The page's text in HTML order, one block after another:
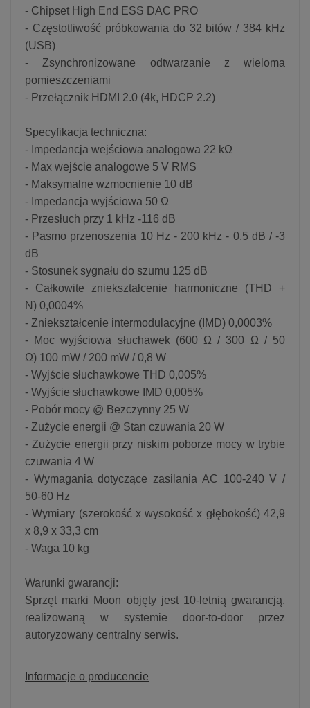
- Chipset High End ESS DAC PRO
- Częstotliwość próbkowania do 32 bitów / 384 kHz
(USB)
- Zsynchronizowane odtwarzanie z wieloma
pomieszczeniami
- Przełącznik HDMI 2.0 (4k, HDCP 2.2)
Specyfikacja techniczna:
- Impedancja wejściowa analogowa 22 kΩ
- Max wejście analogowe 5 V RMS
- Maksymalne wzmocnienie 10 dB
- Impedancja wyjściowa 50 Ω
- Przesłuch przy 1 kHz -116 dB
- Pasmo przenoszenia 10 Hz - 200 kHz - 0,5 dB / -3
dB
- Stosunek sygnału do szumu 125 dB
- Całkowite zniekształcenie harmoniczne (THD +
N) 0,0004%
- Zniekształcenie intermodulacyjne (IMD) 0,0003%
- Moc wyjściowa słuchawek (600 Ω / 300 Ω / 50
Ω) 100 mW / 200 mW / 0,8 W
- Wyjście słuchawkowe THD 0,005%
- Wyjście słuchawkowe IMD 0,005%
- Pobór mocy @ Bezczynny 25 W
- Zużycie energii @ Stan czuwania 20 W
- Zużycie energii przy niskim poborze mocy w trybie
czuwania 4 W
- Wymagania dotyczące zasilania AC 100-240 V /
50-60 Hz
- Wymiary (szerokość x wysokość x głębokość) 42,9
x 8,9 x 33,3 cm
- Waga 10 kg
Warunki gwarancji:
Sprzęt marki Moon objęty jest 10-letnią gwarancją,
realizowaną w systemie door-to-door przez
autoryzowany centralny serwis.
Informacje o producencie